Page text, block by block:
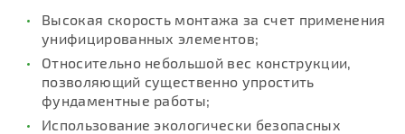
Высокая скорость монтажа за счет применения
унифицированных элементов;
Относительно небольшой вес конструкции,
позволяющий существенно упростить
фундаментные работы;
Использование экологически безопасных